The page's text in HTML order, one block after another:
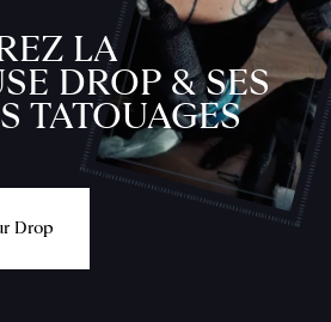
LA
DROP & SES
TATOUAGES
r Drop